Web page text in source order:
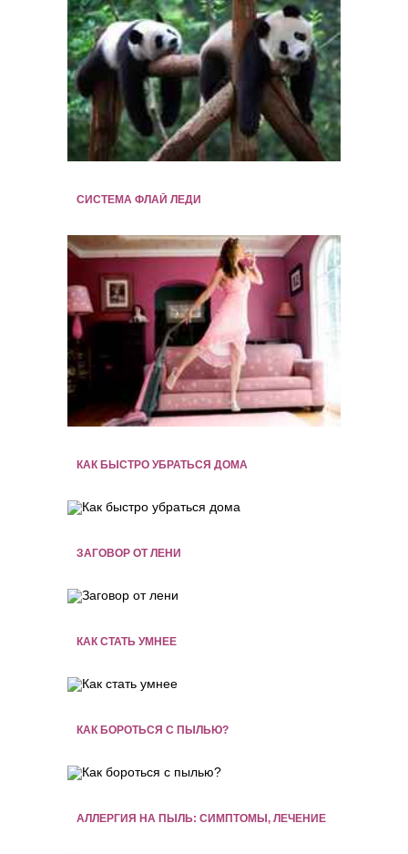
СИСТЕМА ФЛАЙ ЛЕДИ
КАК БЫСТРО УБРАТЬСЯ ДОМА
ЗАГОВОР ОТ ЛЕНИ
КАК СТАТЬ УМНЕЕ
КАК БОРОТЬСЯ С ПЫЛЬЮ?
АЛЛЕРГИЯ НА ПЫЛЬ: СИМПТОМЫ, ЛЕЧЕНИЕ